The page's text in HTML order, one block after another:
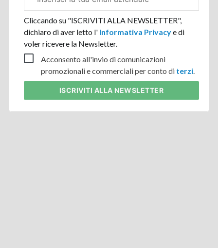
aziendale
Cliccando su "ISCRIVITI ALLA NEWSLETTER",
dichiaro di aver letto l' Informativa Privacye di
voler ricevere la Newsletter.
Acconsento all'invio di comunicazioni
promozionali e commerciali per conto di terzi.
ISCRIVITI ALLA NEWSLETTER